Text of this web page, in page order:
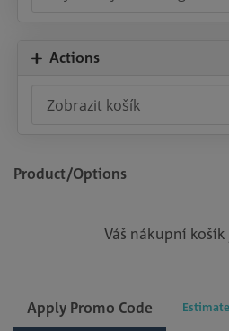
Actions
Product/Options
Váš nákupní
Apply Promo Code